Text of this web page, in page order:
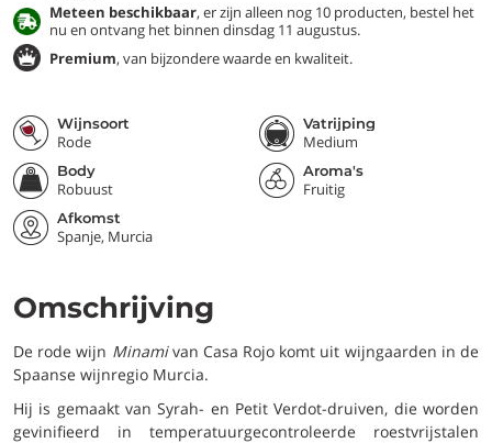
Meteen beschikbaar, er zijn alleen nog 10 producten, bestel het
nu en ontvang het binnen dinsdag 11 augustus.
Premium, van bijzondere waarde en kwaliteit.
Wijnsoort
Rode
Vatrijping
Medium
Body
Robuust
Aroma's
Fruitig
Afkomst
Spanje, Murcia
Omschrijving
De rode wijn Minamivan Casa Rojo komt uit wijngaarden in de
Spaanse wijnregio Murcia.
Hij is gemaakt van Syrah- en Petit Verdot-druiven, die worden
gevinifieerd in temperatuurgecontroleerde roestvrijstalen